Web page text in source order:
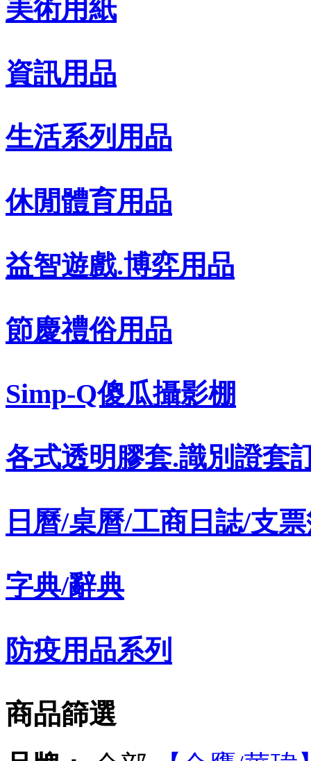
美術用紙
資訊用品
生活系列用品
休閒體育用品
益智遊戲.博弈用品
節慶禮俗用品
Simp-Q傻瓜攝影棚
各式透明膠套.識別證套
日曆/桌曆/工商日誌/支
字典/辭典
防疫用品系列
商品篩選